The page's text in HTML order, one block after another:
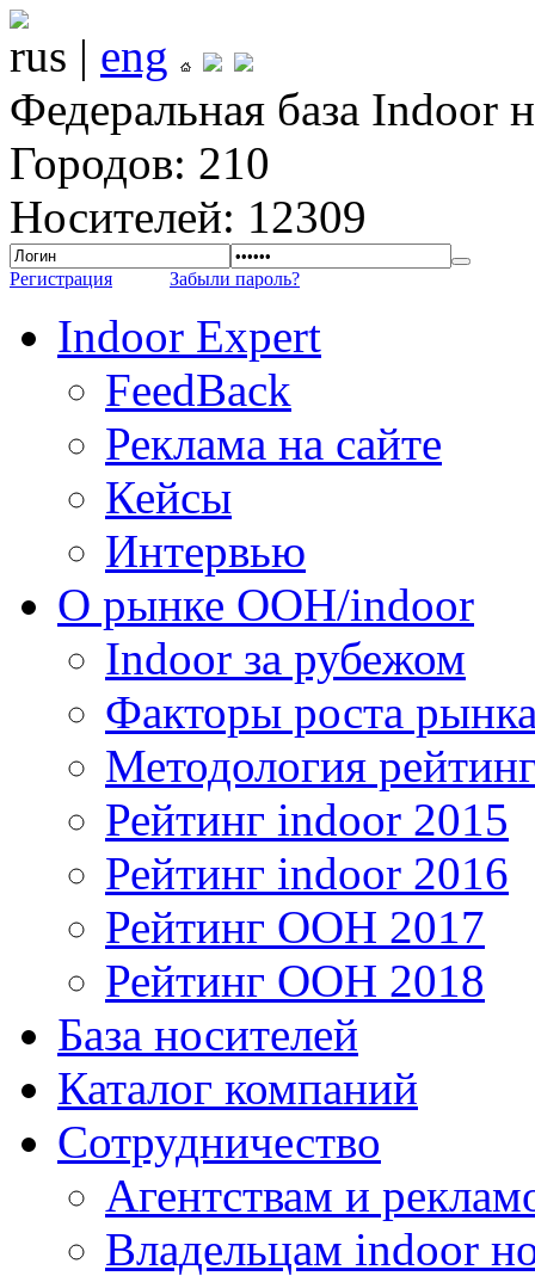
rus | eng
Федеральная база Indoor
Городов: 210
Носителей: 12309
Регистрация Забыли пароль?
Indoor Expert
FeedBack
Реклама на сайте
Кейсы
Интервью
О рынке OOH/indoor
Indoor за рубежом
Факторы роста
Методология
Рейтинг indoor 2015
Рейтинг indoor 2016
Рейтинг OOH 2017
Рейтинг OOH 2018
База носителей
Каталог компаний
Сотрудничество
Агентствам и
Владельцам indoor